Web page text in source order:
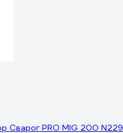
Сварог PRO MIG 200 N229